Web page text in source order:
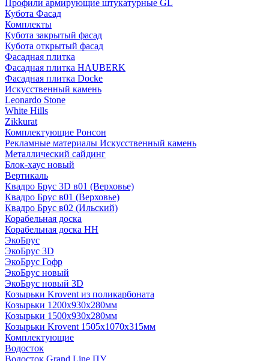
Профили армирующие штукатурные GL
Кубота Фасад
Комплекты
Кубота закрытый фасад
Кубота открытый фасад
Фасадная плитка
Фасадная плитка HAUBERK
Фасадная плитка Docke
Искусственный камень
Leonardo Stone
White Hills
Zikkurat
Комплектующие Ронсон
Рекламные материалы Искусственный камень
Металлический сайдинг
Блок-хаус новый
Вертикаль
Квадро Брус 3D в01 (Верховье)
Квадро Брус в01 (Верховье)
Квадро Брус в02 (Ильский)
Корабельная доска
Корабельная доска НН
ЭкоБрус
ЭкоБрус 3D
ЭкоБрус Гофр
ЭкоБрус новый
ЭкоБрус новый 3D
Козырьки Krovent из поликарбоната
Козырьки 1200х930х280мм
Козырьки 1500х930х280мм
Козырьки Krovent 1505х1070х315мм
Комплектующие
Водосток
Водосток Grand Line ПУ